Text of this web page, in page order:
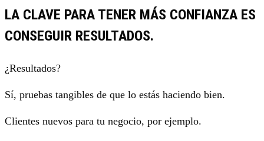
LA CLAVE PARA TENER MÁS CONFIANZA ES
CONSEGUIR RESULTADOS.
¿Resultados?
Sí, pruebas tangibles de que lo estás haciendo bien.
Clientes nuevos para tu negocio, por ejemplo.